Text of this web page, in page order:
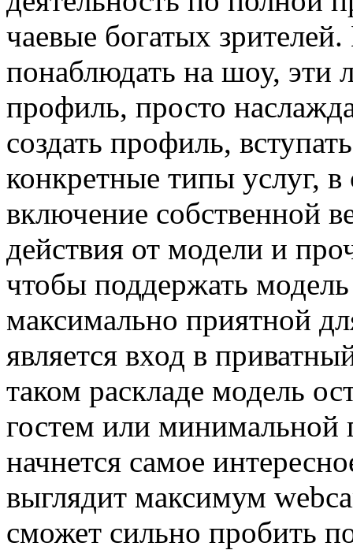
чаевые богатых
понаблюдать на шоу, эти
профиль, просто
создать профиль,
конкретные типы услуг,
включение собственной
действия от модели и
чтобы поддержать
максимально приятной
является вход в
таком раскладе модель
гостем или минимальной
начнется самое
выглядит максимум
сможет сильно пробить